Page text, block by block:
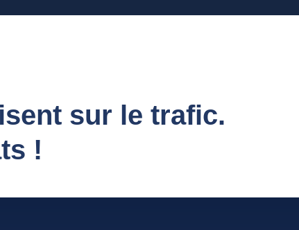
sur le trafic.
!